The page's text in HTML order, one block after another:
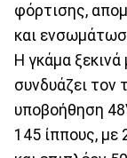
φόρτισης,
και
Η γκάμα
συνδυάζει τον
υποβοήθηση
145 ίππους, με